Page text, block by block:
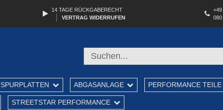
14 TAGE RÜCKGABERECHT
VERTRAG WIDERRUFEN
080
SPURPLATTEN ABGASANLAGE PERFORMANCE TEILE
STREETSTAR PERFORMANCE